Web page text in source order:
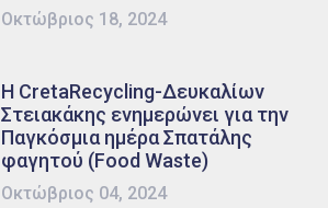
Οκτώβριος 18, 2024
Η CretaRecycling-Δευκαλίων
Στειακάκης ενημερώνει για την
Παγκόσμια ημέρα Σπατάλης
φαγητού (Food Waste)
Οκτώβριος 04, 2024